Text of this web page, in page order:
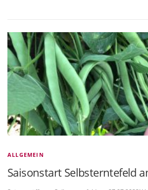
ALLGEMEIN
Saisonstart Selbsterntefeld